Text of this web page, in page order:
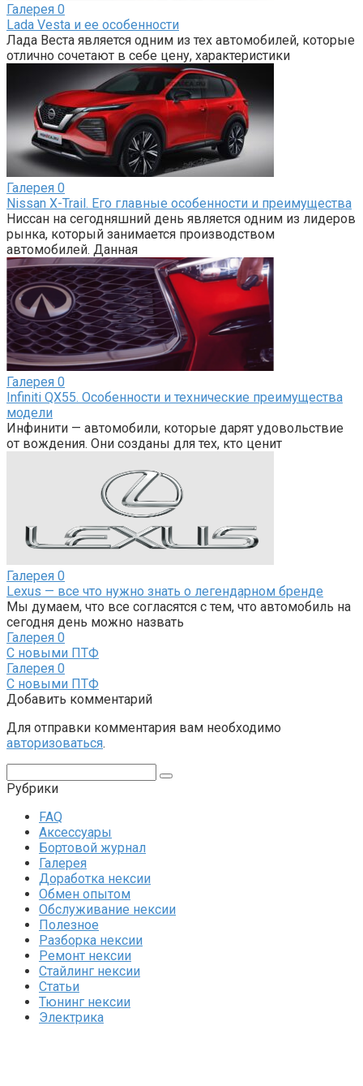
Галерея 0
Lada Vesta и ее особенности
Лада Веста является одним из тех автомобилей, которые
отлично сочетают в себе цену, характеристики
Галерея 0
Nissan X-Trail. Его главные особенности и преимущества
Ниссан на сегодняшний день является одним из лидеров
рынка, который занимается производством
автомобилей. Данная
Галерея 0
Infiniti QX55. Особенности и технические преимущества
модели
Инфинити — автомобили, которые дарят удовольствие
от вождения. Они созданы для тех, кто ценит
Галерея 0
Lexus — все что нужно знать о легендарном бренде
Мы думаем, что все согласятся с тем, что автомобиль на
сегодня день можно назвать
Галерея 0
С новыми ПТФ
Галерея 0
С новыми ПТФ
Добавить комментарий
Для отправки комментария вам необходимо
авторизоваться.
Рубрики
FAQ
Аксессуары
Бортовой журнал
Галерея
Доработка нексии
Обмен опытом
Обслуживание нексии
Полезное
Разборка нексии
Ремонт нексии
Стайлинг нексии
Статьи
Тюнинг нексии
Электрика